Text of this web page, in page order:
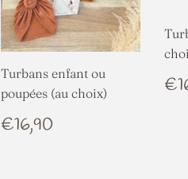
Turbans enfant ou
poupées (au choix)
PRIX
RÉGULIER
€16,90